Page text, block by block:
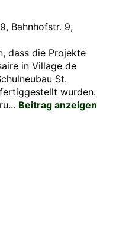
Bahnhofstr. 9,
dass die Projekte
in Village de
St.
wurden.
Beitrag anzeigen